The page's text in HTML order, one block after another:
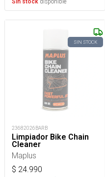
Sin stock
SIN STOCK
23682026BARB
Limpiador Bike Chain
Cleaner
Maplus
$ 24.990